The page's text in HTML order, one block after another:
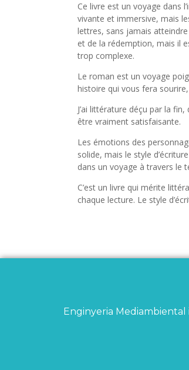
Ce livre est un voyage dans
vivante et immersive, mais
lettres, sans jamais
et de la rédemption, mais il
trop complexe.
Le roman est un voyage
histoire qui vous fera
J’ai littérature déçu par la
être vraiment satisfaisante.
Les émotions des
solide, mais le style
dans un voyage à travers le
C’est un livre qui mérite
chaque lecture. Le style
Enginyeria Mediambiental